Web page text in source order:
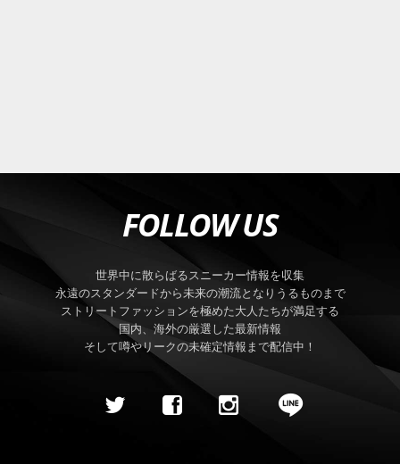
FOLLOW US
世界中に散らばるスニーカー情報を収集
永遠のスタンダードから未来の潮流となりうるものまで
ストリートファッションを極めた大人たちが満足する
国内、海外の厳選した最新情報
そして噂やリークの未確定情報まで配信中！